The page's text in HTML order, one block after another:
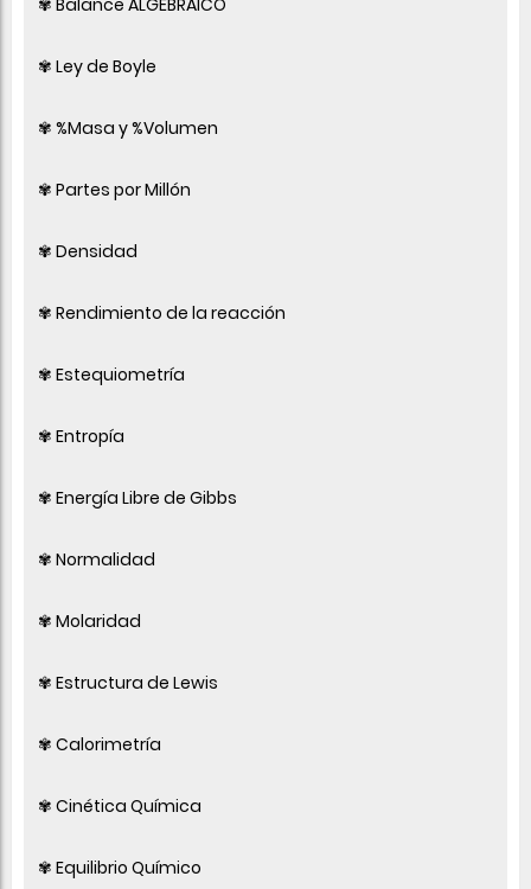
✾ Ley de Boyle
✾ %Masa y %Volumen
✾ Partes por Millón
✾ Densidad
✾ Rendimiento de la reacción
✾ Estequiometría
✾ Entropía
✾ Energía Libre de Gibbs
✾ Normalidad
✾ Molaridad
✾ Estructura de Lewis
✾ Calorimetría
✾ Cinética Química
✾ Equilibrio Químico